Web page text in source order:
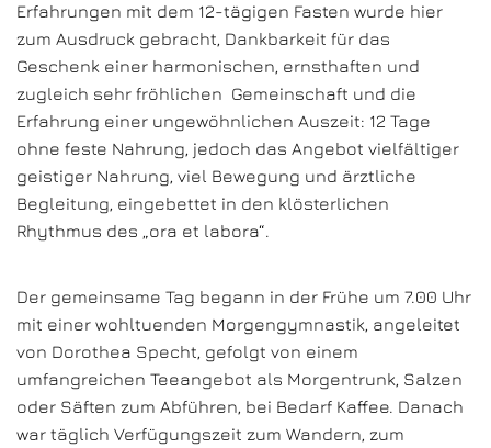
Erfahrungen mit dem 12-tägigen Fasten wurde hier
zum Ausdruck gebracht, Dankbarkeit für das
Geschenk einer harmonischen, ernsthaften und
zugleich sehr fröhlichen Gemeinschaft und die
Erfahrung einer ungewöhnlichen Auszeit: 12 Tage
ohne feste Nahrung, jedoch das Angebot vielfältiger
geistiger Nahrung, viel Bewegung und ärztliche
Begleitung, eingebettet in den klösterlichen
Rhythmus des „ora et labora“.
Der gemeinsame Tag begann in der Frühe um 7.00 Uhr
mit einer wohltuenden Morgengymnastik, angeleitet
von Dorothea Specht, gefolgt von einem
umfangreichen Teeangebot als Morgentrunk, Salzen
oder Säften zum Abführen, bei Bedarf Kaffee. Danach
war täglich Verfügungszeit zum Wandern, zum